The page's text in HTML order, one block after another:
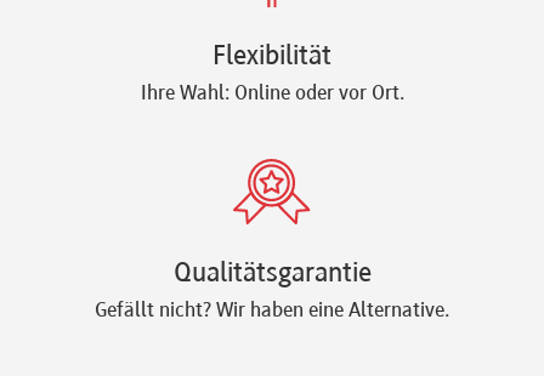
Flexibilität
Ihre Wahl: Online oder vor Ort.
Qualitätsgarantie
Gefällt nicht? Wir haben eine Alternative.